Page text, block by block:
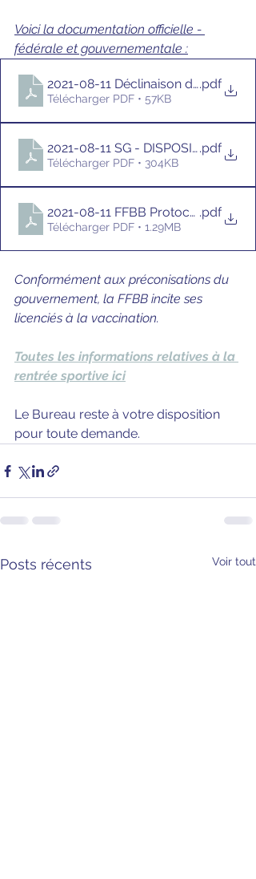
Voici la documentation officielle -
fédérale et gouvernementale :
2021-08-11 Déclinaison des.pdf
Télécharger PDF • 57KB
2021-08-11 SG - DISPOSITIONS
.pdf
Télécharger PDF • 304KB
2021-08-11 FFBB Protocole de
.pdf
Télécharger PDF • 1.29MB
Conformément aux préconisations du
gouvernement, la FFBB incite ses
licenciés à la vaccination.
Toutes les informations relatives à la
rentrée sportive ici
Le Bureau reste à votre disposition
pour toute demande.
Posts récents Voir tout